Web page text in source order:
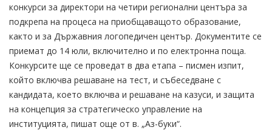
конкурси за директори на четири регионални центъра за
подкрепа на процеса на приобщаващото образование,
както и за Държавния логопедичен център. Документите се
приемат до 14 юли, включително и по електронна поща.
Конкурсите ще се проведат в два етапа – писмен изпит,
който включва решаване на тест, и събеседване с
кандидата, което включва и решаване на казуси, и защита
на концепция за стратегическо управление на
институцията, пишат още от в. „Аз-буки“.